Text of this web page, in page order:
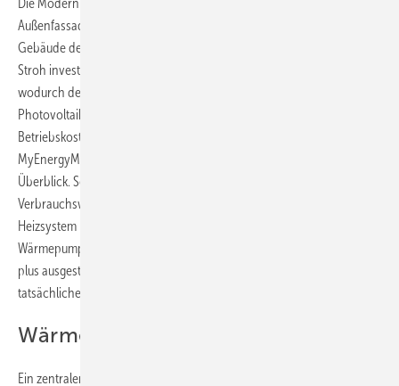
Die Modernisierung umfasste außer dem Heizsystem auch Dach,
Außenfassade, Fenster, Elektrik und Leitungen. Damit erreichte das
Gebäude den förderfähigen energetischen KfW-55-Standard. Familie
Stroh investierte zudem in eine Photovoltaikanlage mit Stromspeicher,
wodurch der Haushalt im Sommer nahezu autark wurde. Die
Photovoltaikanlage liefert bis zu 70 kWh pro Tag und senkt die
Betriebskosten deutlich. Mittels Funkmodul MX3000 und der App
MyEnergyMaster von Buderus behält Familie Stroh jederzeit den
Überblick. So sind Energieflüsse, Eigenverbrauch und
Verbrauchswerte jederzeit einsehbar und die Hausbesitzer können ihr
Heizsystem komfortabel und individuell per Smartphone regeln. Die
Wärmepumpe ist zudem serienmäßig mit der Regelung Logamatic EMS
plus ausgestattet und passt die Heizleistung automatisch dem
tatsächlichen Bedarf an und steigert hierdurch ihre Effizienz.
Wärme mit System bei 42 °C
Ein zentraler Effizienzfaktor moderner Wärmepumpensysteme ist die